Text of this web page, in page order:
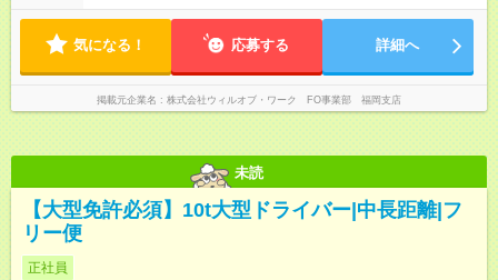
気になる！ 応募する 詳細へ
掲載元企業名 株式会社ウィルオブ・ワーク FO事業部 福岡支店
未読
【大型免許必須】10t大型ドライバー|中長距離|フ
リー便
正社員